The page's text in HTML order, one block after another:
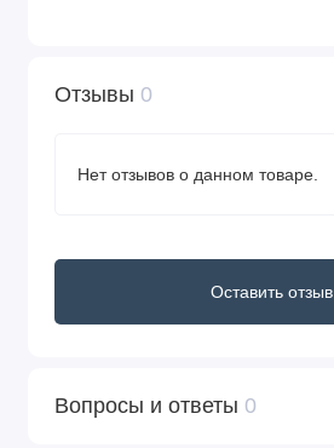
Отзывы 0
Нет отзывов о данном товаре.
Оставить отзыв
Вопросы и ответы 0